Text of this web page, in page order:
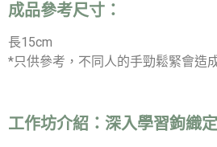
成品參考尺寸：
長15cm
*只供參考，不同人的手勁鬆緊會造
工作坊介紹： 深入學習鉤織